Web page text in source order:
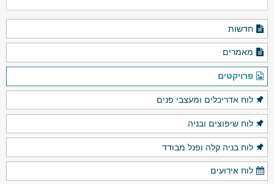
חדשות
מאמרים
פרויקטים
לוח אדריכלים ומעצבי פנים
לוח שיפוצים ובניה
לוח בניה קלה ופנל מבודד
לוח אירועים